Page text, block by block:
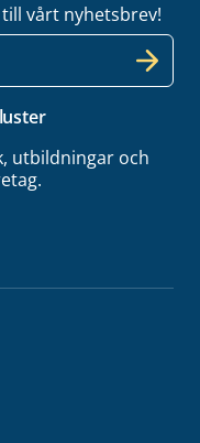
vårt nyhetsbrev!
utbildningar och